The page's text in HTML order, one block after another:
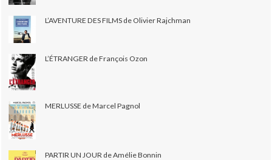
L’AVENTURE DES FILMS de Olivier Rajchman
L’ÉTRANGER de François Ozon
MERLUSSE de Marcel Pagnol
PARTIR UN JOUR de Amélie Bonnin